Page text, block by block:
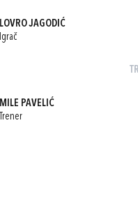
LOVRO JAGODIĆ
Igrač
MILE PAVELIĆ
Trener